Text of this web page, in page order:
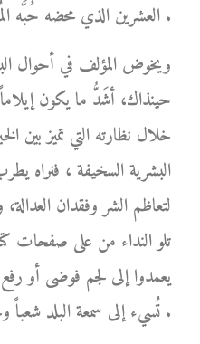
العشرين الذي محضه حُبَّه المُطلق دون أي منازع .
ويخوض المؤلف في أحوال
حينذاك، أشَدُّ ما يكون
خلال نظارته التي تميز بين
البشرية السخيفة ، فنراه
لتعاظم الشر وفقدان
تلو النداء من على صفحات
يعمدوا إلى لجم فوضى أو
تُسيء إلى سمعة البلد شعباً وحكومةً .